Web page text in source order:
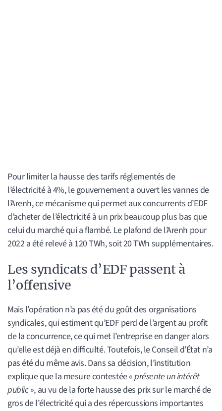
Pour limiter la hausse des tarifs réglementés de
l’électricité à 4%, le gouvernement a ouvert les vannes de
l’Arenh, ce mécanisme qui permet aux concurrents d’EDF
d’acheter de l’électricité à un prix beaucoup plus bas que
celui du marché qui a flambé. Le plafond de l’Arenh pour
2022 a été relevé à 120 TWh, soit 20 TWh supplémentaires.
Les syndicats d’EDF passent à
l’offensive
Mais l’opération n’a pas été du goût des organisations
syndicales, qui estiment qu’EDF perd de l’argent au profit
de la concurrence, ce qui met l’entreprise en danger alors
qu’elle est déjà en difficulté. Toutefois, le Conseil d’État n’a
pas été du même avis. Dans sa décision, l’institution
explique que la mesure contestée «présente un intérêt
public», au vu de la forte hausse des prix sur le marché de
gros de l’électricité qui a des répercussions importantes